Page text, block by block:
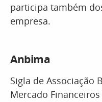
participa também
empresa.
Anbima
Sigla de Associação
Mercado